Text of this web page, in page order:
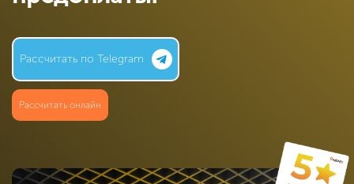
Рассчитать по Telegram
Рассчитать онлайн